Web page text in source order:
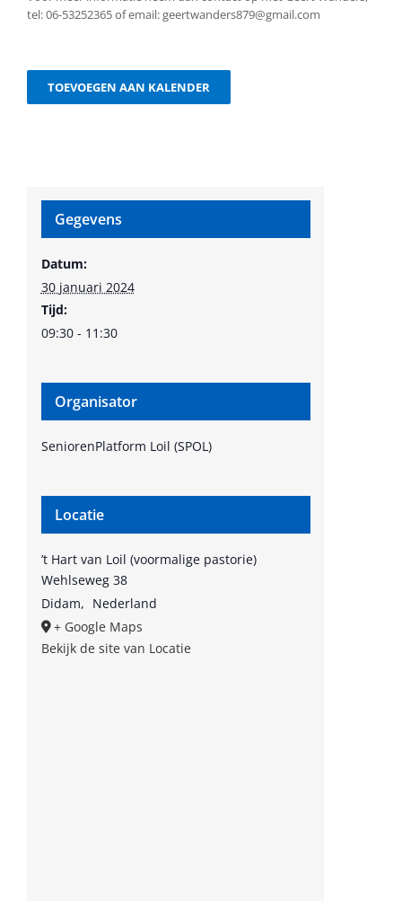
tel: 06-53252365 of email: geertwanders879@gmail.com
TOEVOEGEN AAN KALENDER
Gegevens
Datum:
30 januari 2024
Tijd:
09:30 - 11:30
Organisator
SeniorenPlatform Loil (SPOL)
Locatie
’t Hart van Loil (voormalige pastorie)
Wehlseweg 38
Didam, Nederland
+ Google Maps
Bekijk de site van Locatie